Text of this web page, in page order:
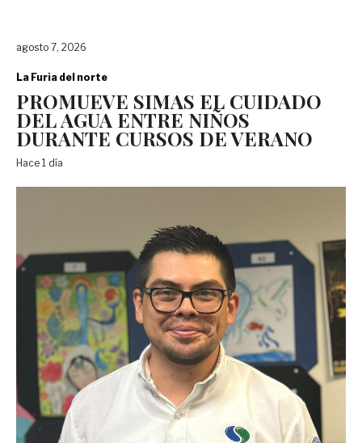
agosto 7, 2026
La Furia del norte
PROMUEVE SIMAS EL CUIDADO
DEL AGUA ENTRE NIÑOS
DURANTE CURSOS DE VERANO
Hace 1 día